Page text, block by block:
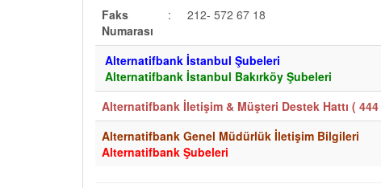
Faks
Numarası
: 212- 572 67 18
Alternatifbank İstanbul Şubeleri
Alternatifbank İstanbul Bakırköy Şubeleri
Alternatifbank İletişim & Müşteri Destek Hattı (
Alternatifbank Genel Müdürlük İletişim Bilgileri
Alternatifbank Şubeleri